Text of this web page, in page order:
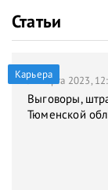
Статьи
Карьера
31 марта 2023,
Выговоры,
Тюменской